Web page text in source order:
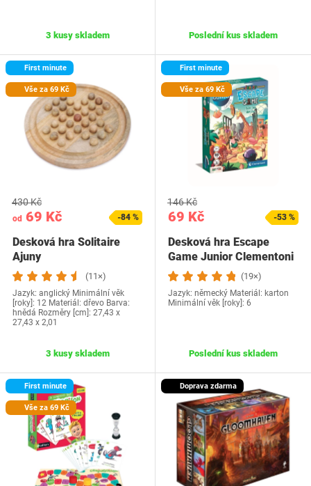
3 kusy skladem Poslední kus skladem
First minute
Vše za 69 Kč
od 69 Kč
430 Kč
-84 %
Desková hra Solitaire
Ajuny
(11×)
Jazyk: anglický Minimální věk
[roky]: 12 Materiál: dřevo Barva:
hnědá Rozměry [cm]: 27,43 x
27,43 x 2,01
3 kusy skladem
First minute
Vše za 69 Kč
69 Kč
146 Kč
-53 %
Desková hra Escape
Game Junior Clementoni
(19×)
Jazyk: německý Materiál: karton
Minimální věk [roky]: 6
Poslední kus skladem
First minute
Vše za 69 Kč
Doprava zdarma